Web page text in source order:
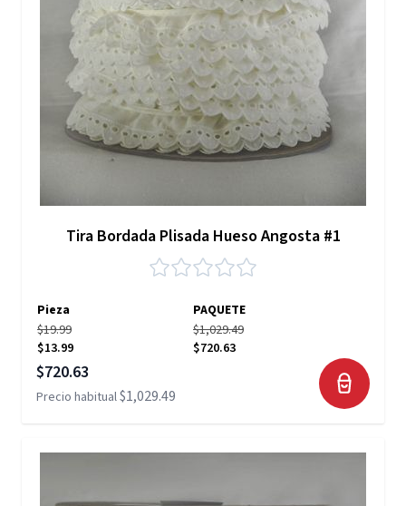
Tira Bordada Plisada Hueso Angosta #1
Pieza
PAQUETE
$19.99
$13.99
$1,029.49
$720.63
Precio especial
$720.63
Precio habitual$1,029.49